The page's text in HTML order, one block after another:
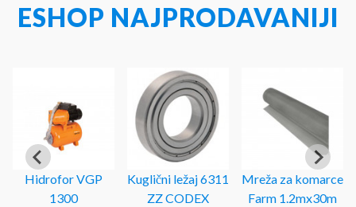
ESHOP NAJPRODAVANIJI
Hidrofor VGP
1300
Kuglični ležaj 6311
ZZ CODEX
Mreža za komarce
Farm 1.2mx30m